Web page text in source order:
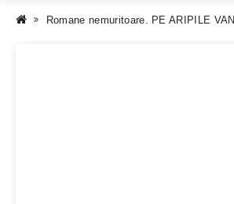
Romane nemuritoare. PE ARIPILE